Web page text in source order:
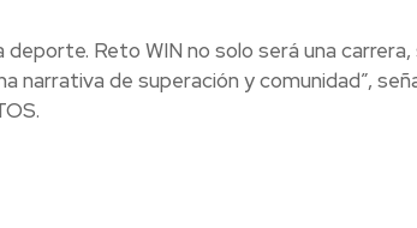
deporte. Reto WIN no solo será una
narrativa de superación y comunidad”,